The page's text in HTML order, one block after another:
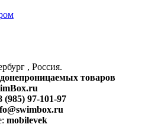
, Россия.
товаров
(985) 97-101-97
mobilevek